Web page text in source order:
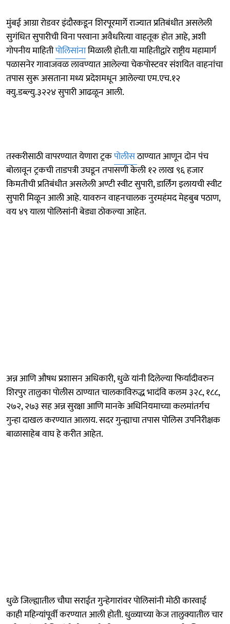
मुंबई आग्रा रोडवर इंदौरकडून शिरपूरमार्गे राज्यात प्रतिबंधीत असलेली
सुगंधित सुपारीची विना परवाना अवैधरित्या वाहतूक होत आहे, अशी
गोपनीय माहितीपोलिसांनामिळाली होती.या माहितीद्वारे राष्ट्रीय महामार्ग
पळासनेर गावाजवळ लावण्यात आलेल्या चेकपोस्टवर संशयित वाहनांचा
तपास सुरू असताना मध्य प्रदेशमधून आलेल्या एम.एच.१२
क्यु.डब्ल्यु.३२२४ सुपारी आढळून आली.
तस्करीसाठी वापरण्यात येणारा ट्रकपोलीसठाण्यात आणून दोन पंच
बोलावून ट्रकची ताडपत्री उघडून तपासणी केली १२ लाख ९६ हजार
किमतीची प्रतिबंधीत असलेली अण्टी स्वीट सुपारी, डार्लिंग इलायची स्वीट
सुपारी मिळून आली आहे. यावरुन वाहनचालक नुरमहंमद मेहबुब पठाण,
वय ४९ याला पोलिसांनी बेड्या ठोकल्या आहेत.
अन्न आणि औषध प्रशासन अधिकारी, धुळे यांनी दिलेल्या फिर्यादीवरुन
शिरपुर तालुका पोलीस ठाण्यात चालकाविरुद्ध भादंवि कलम ३२८, १८८,
२७२, २७३ सह अन्न सुरक्षा आणि मानके अधिनियमाच्या कलमांतर्गच
गुन्हा दाखल करण्यात आलाय. सदर गुन्ह्याचा तपास पोलिस उपनिरीक्षक
बाळासाहेब वाघ हे करीत आहेत.
धुळे जिल्ह्यातील चौघा सराईत गुन्हेगारांवर पोलिसांनी मोठी कारवाई
काही महिन्यांपूर्वी करण्यात आली होती. धुळ्याच्या केज तालुक्यातील चार